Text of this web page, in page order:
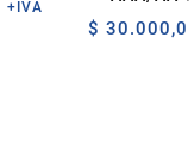
Rango
+IVA
$ 30.000,0